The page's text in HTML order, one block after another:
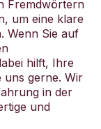
Fremdwörtern
um eine klare
Wenn Sie auf
hilft, Ihre
uns gerne. Wir
in der
und